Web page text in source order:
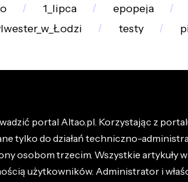
1_lipca epopeja
testy
portal Altao.pl. Korzystając z
tylko do działań techniczno-
osobom trzecim. Wszystkie artykuły
użytkowników. Administrator i